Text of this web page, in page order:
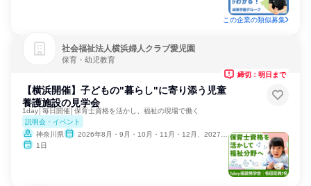
この企業の類似募集
社会福祉法人横浜婦人クラブ愛児園
保育・幼児教育
【横浜開催】子どもの"暮らし"に寄り添う児童
養護施設の見学会
1day│毎日開催│保育士資格を活かし、福祉の現場で働く
説明会・イベント
神奈川県
2026年8月・9月・10月・11月・12月、2027年1月・2月
1日
締切：明日まで